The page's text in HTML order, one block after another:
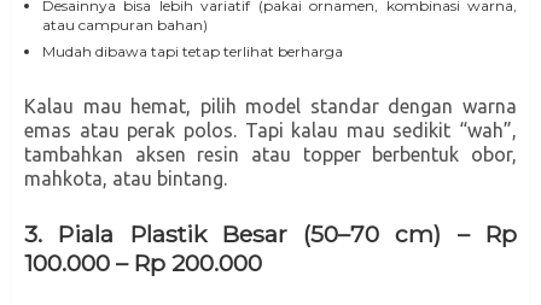
Desainnya bisa lebih variatif (pakai ornamen, kombinasi warna,
atau campuran bahan)
Mudah dibawa tapi tetap terlihat berharga
Kalau mau hemat, pilih model standar dengan warna
emas atau perak polos. Tapi kalau mau sedikit “wah”,
tambahkan aksen resin atau topper berbentuk obor,
mahkota, atau bintang.
3. Piala Plastik Besar (50–70 cm) – Rp
100.000 – Rp 200.000